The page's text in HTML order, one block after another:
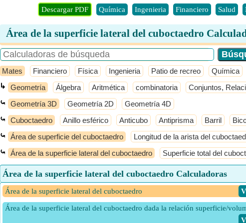
Descargar PDF Química Ingenieria Financiero Salud
Área de la superficie lateral del cuboctaedro
Mates Financiero Física Ingenieria Patio de recreo Química
↳ Geometría Álgebra Aritmética combinatoria Conjuntos,
⤿ Geometría 3D Geometría 2D Geometría 4D
⤿ Cuboctaedro Anillo esférico Anticubo Antiprisma Barril
⤿ Área de superficie del cuboctaedro Longitud de la arista del
⤿ Área de la superficie lateral del cuboctaedro Superficie total del
Área de la superficie lateral del cuboctaedro Calculadoras
Área de la superficie lateral del cuboctaedro
Área de la superficie lateral del cuboctaedro dada la relación superficie/